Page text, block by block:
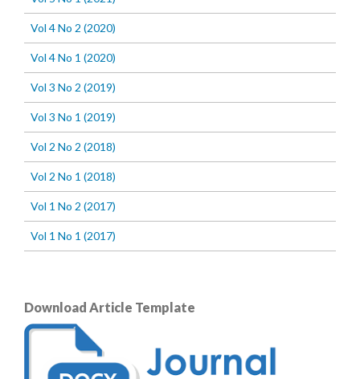
Vol 4 No 2 (2020)
Vol 4 No 1 (2020)
Vol 3 No 2 (2019)
Vol 3 No 1 (2019)
Vol 2 No 2 (2018)
Vol 2 No 1 (2018)
Vol 1 No 2 (2017)
Vol 1 No 1 (2017)
Download Article Template